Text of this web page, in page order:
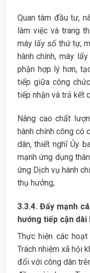
Quan tâm đầu tư,
làm việc và trang
máy lấy số thứ tự,
hành chính, máy
phận hợp lý hơn,
tiếp giữa công
tiếp nhận và trả kết
Nâng cao chất
hành chính công có
dân, thiết nghĩ Ủy
mạnh ứng dụng
ứng Dịch vụ hành
thụ hưởng,
3.3.4. Đẩy mạnh
hướng tiếp cận dài
Thực hiện các
Trách nhiệm xã hội
đối với công dân